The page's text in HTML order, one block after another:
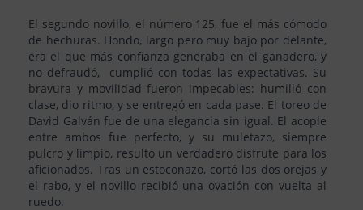
El segundo novillo, el número 125, fue el más cómodo
de hechuras. Hondo, largo pero muy bajo por delante,
era el que más confianza generaba en el ganadero, y
no defraudó, cumplió con todas las expectativas. Su
bravura y movilidad fueron impecables: humilló con
clase, dio ritmo, y se entregó en cada pase. El toreo de
David Galván fue de una elegancia sin igual. El acople
entre ambos fue perfecto, y su muletazo, siempre
pulcro y limpio, resultó un verdadero disfrute para los
aficionados. Tras un estoconazo, cortó las dos orejas y
el rabo, y el novillo recibió una ovación con vuelta al
ruedo.